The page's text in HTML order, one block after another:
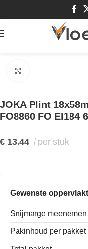
JOKA Plint
FO8860 FO EI184
€ 13,44 per stuk
Gewenste
Snijmarge meenemen
Pakinhoud per pakket